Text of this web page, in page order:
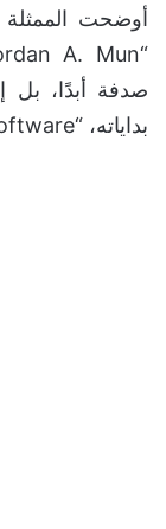
أوضحت
صدفة أبدًا، بل
بداياته، “JAM Software”.